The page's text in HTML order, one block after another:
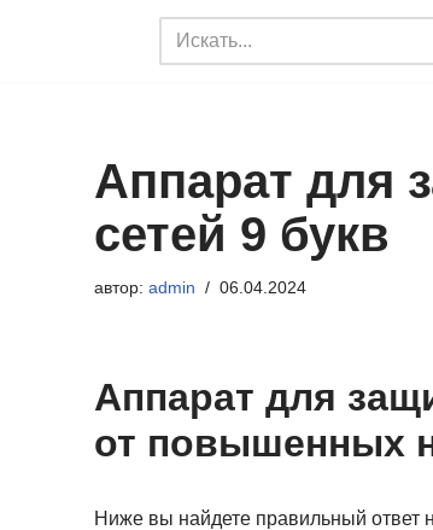
Аппарат для
сетей 9 букв
автор: admin 06.04.2024
Аппарат для
от повышенных
Ниже вы найдете правильный ответ